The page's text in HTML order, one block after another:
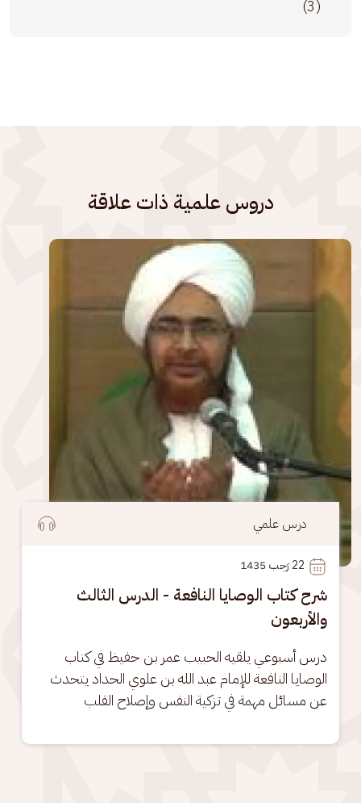
(3)
دروس علمية ذات علاقة
الصورة
درس علمي
22 رَجب 1435
شرح كتاب الوصايا النافعة - الدرس الثالث
والأربعون
درس أسبوعي يلقيه الحبيب عمر بن حفيظ في كتاب
الوصايا النافعة للإمام عبد الله بن علوي الحداد يتحدث
عن مسائل مهمة في تزكية النفس وإصلاح القلب